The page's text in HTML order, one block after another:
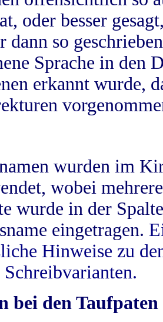
oder besser
dann so
Sprache in
erkannt wurde,
wurden im
wobei
wurde in der
eingetragen.
Hinweise zu
bei den Taufpaten